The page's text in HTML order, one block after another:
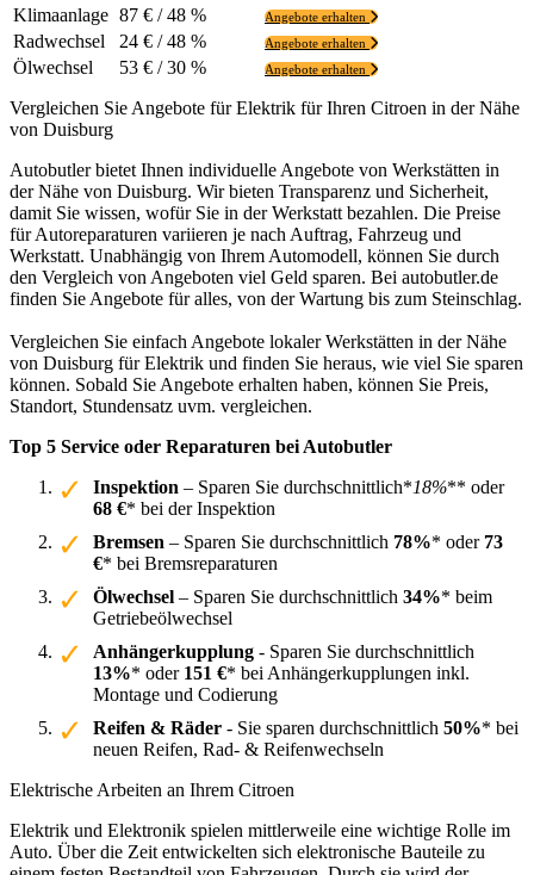
Klimaanlage 87 € / 48 % Angebote erhalten
Radwechsel 24 € / 48 % Angebote erhalten
Ölwechsel 53 € / 30 % Angebote erhalten
Vergleichen Sie Angebote für Elektrik für Ihren Citroen in der Nähe
von Duisburg
Autobutler bietet Ihnen individuelle Angebote von Werkstätten in
der Nähe von Duisburg. Wir bieten Transparenz und Sicherheit,
damit Sie wissen, wofür Sie in der Werkstatt bezahlen. Die Preise
für Autoreparaturen variieren je nach Auftrag, Fahrzeug und
Werkstatt. Unabhängig von Ihrem Automodell, können Sie durch
den Vergleich von Angeboten viel Geld sparen. Bei autobutler.de
finden Sie Angebote für alles, von der Wartung bis zum Steinschlag.
Vergleichen Sie einfach Angebote lokaler Werkstätten in der Nähe
von Duisburg für Elektrik und finden Sie heraus, wie viel Sie sparen
können. Sobald Sie Angebote erhalten haben, können Sie Preis,
Standort, Stundensatz uvm. vergleichen.
Top 5 Service oder Reparaturen bei Autobutler
Inspektion – Sparen Sie durchschnittlich*18%** oder
68 €* bei der Inspektion
Bremsen – Sparen Sie durchschnittlich 78%* oder 73
€* bei Bremsreparaturen
Ölwechsel – Sparen Sie durchschnittlich 34%* beim
Getriebeölwechsel
Anhängerkupplung - Sparen Sie durchschnittlich
13%* oder 151 €* bei Anhängerkupplungen inkl.
Montage und Codierung
Reifen & Räder - Sie sparen durchschnittlich 50%* bei
neuen Reifen, Rad- & Reifenwechseln
Elektrische Arbeiten an Ihrem Citroen
Elektrik und Elektronik spielen mittlerweile eine wichtige Rolle im
Auto. Über die Zeit entwickelten sich elektronische Bauteile zu